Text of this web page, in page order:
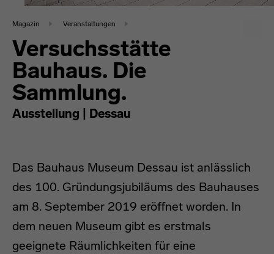
Magazin Veranstaltungen
Versuchsstätte
Bauhaus. Die
Sammlung.
Ausstellung | Dessau
Das Bauhaus Museum Dessau ist anlässlich
des 100. Gründungsjubiläums des Bauhauses
am 8. September 2019 eröffnet worden. In
dem neuen Museum gibt es erstmals
geeignete Räumlichkeiten für eine